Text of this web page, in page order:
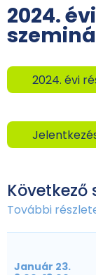
2024.
2024. évi
További
Január 23.